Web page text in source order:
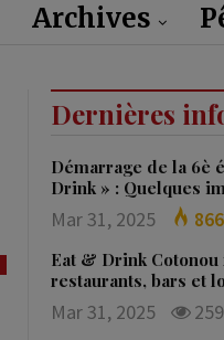
Archives
Dernières
Démarrage de la 6è
Drink » : Quelques
Mar 31, 2025 866
Eat & Drink
restaurants, bars et
Mar 31, 2025 259